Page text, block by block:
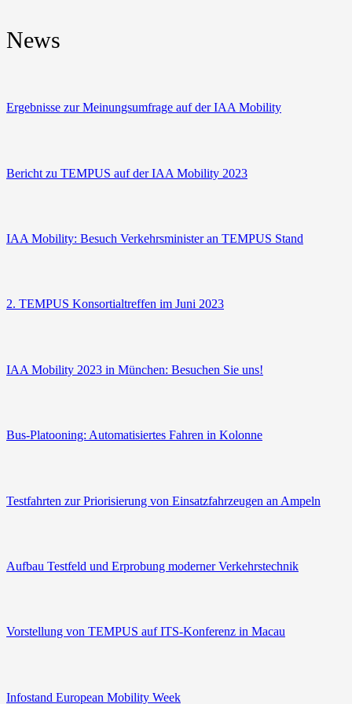
News
Ergeb­nis­se zur Mei­nungs­um­fra­ge auf der IAA Mobility
Bericht zu TEMPUS auf der IAA Mobi­li­ty 2023
IAA Mobi­li­ty: Besuch Ver­kehrs­mi­nis­ter an TEMPUS Stand
2. TEMPUS Kon­sor­ti­al­tref­fen im Juni 2023
IAA Mobi­li­ty 2023 in Mün­chen: Besu­chen Sie uns!
Bus-Platooning: Auto­ma­ti­sier­tes Fah­ren in Kolonne
Test­fahr­ten zur Prio­ri­sie­rung von Ein­satz­fahr­zeu­gen an Ampeln
Auf­bau Test­feld und Erpro­bung moder­ner Verkehrstechnik
Vor­stel­lung von TEMPUS auf ITS-Konferenz in Macau
Info­stand Euro­pean Mobi­li­ty Week